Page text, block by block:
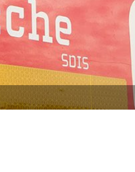
L’organisation fonctionnelle
et territoriale
Les missions des sapeurs-
pompiers
Les chiffres clés
Devenir
volontaire ?
Devenir
pompier?
Devenir